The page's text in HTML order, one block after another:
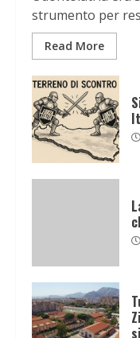
strumento per
Read More